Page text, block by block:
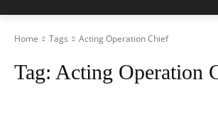
Home Tags Acting Operation Chief
Tag: Acting Operation